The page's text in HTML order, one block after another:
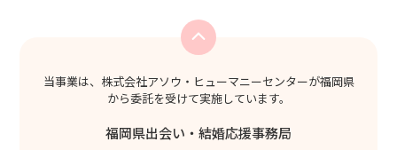
当事業は、株式会社アソウ・ヒューマニーセンターが福岡県
から委託を受けて実施しています。
福岡県出会い・結婚応援事務局